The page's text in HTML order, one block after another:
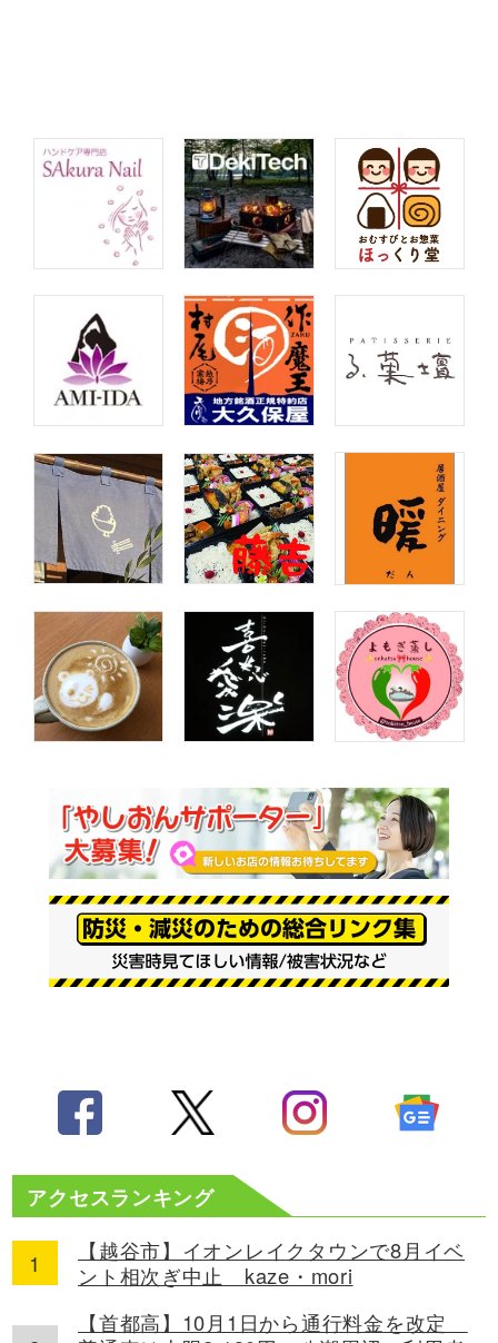
アクセスランキング
【越谷市】イオンレイクタウンで8月イベ
ント相次ぎ中止 kaze・mori
【首都高】10月1日から通行料金を改定